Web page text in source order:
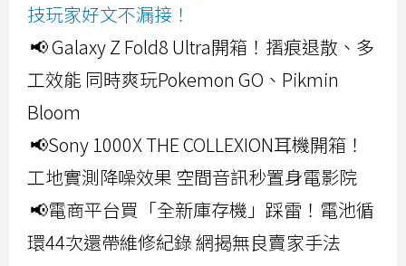
技玩家好文不漏接！
📢 Galaxy Z Fold8 Ultra開箱！摺痕退散、多
工效能 同時爽玩Pokemon GO、Pikmin
Bloom
📢Sony 1000X THE COLLEXION耳機開箱！
工地實測降噪效果 空間音訊秒置身電影院
📢電商平台買「全新庫存機」踩雷！電池循
環44次還帶維修紀錄 網揭無良賣家手法